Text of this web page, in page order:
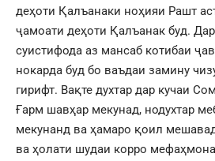
деҳоти Қалъанаки ноҳияи Рашт
ҷамоати деҳоти Қалъанак буд.
суистифода аз мансаб котибаи
нокарда буд бо ваъдаи замину
гирифт. Вақте духтар дар кучаи
Ғарм шавҳар мекунад, нодухтар
мекунанд ва ҳамаро қоил
ва ҳолати шудаи корро